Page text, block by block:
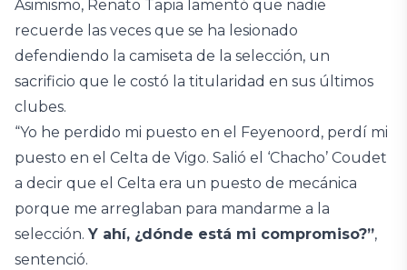
Asimismo, Renato Tapia lamentó que nadie
recuerde las veces que se ha lesionado
defendiendo la camiseta de la selección, un
sacrificio que le costó la titularidad en sus últimos
clubes.
“Yo he perdido mi puesto en el Feyenoord, perdí mi
puesto en el Celta de Vigo. Salió el ‘Chacho’ Coudet
a decir que el Celta era un puesto de mecánica
porque me arreglaban para mandarme a la
selección. Y ahí, ¿dónde está mi compromiso?”,
sentenció.